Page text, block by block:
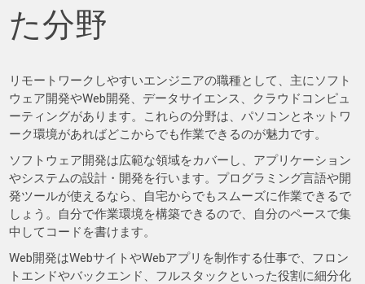
た分野
リモートワークしやすいエンジニアの職種として、主にソフト
ウェア開発やWeb開発、データサイエンス、クラウドコンピュ
ーティングがあります。これらの分野は、パソコンとネットワ
ーク環境があればどこからでも作業できるのが魅力です。
ソフトウェア開発は広範な領域をカバーし、アプリケーション
やシステムの設計・開発を行います。プログラミング言語や開
発ツールが使えるなら、自宅からでもスムーズに作業できるで
しょう。自分で作業環境を構築できるので、自分のペースで集
中してコードを書けます。
Web開発はWebサイトやWebアプリを制作する仕事で、フロン
トエンドやバックエンド、フルスタックといった役割に細分化